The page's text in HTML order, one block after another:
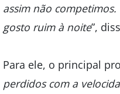
assim não
gosto ruim à noite”,
Para ele, o principal
perdidos com a